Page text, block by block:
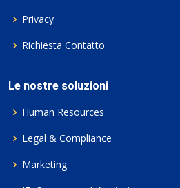
Privacy
Richiesta Contatto
Le nostre soluzioni
Human Resources
Legal & Compliance
Marketing